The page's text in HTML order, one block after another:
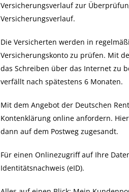
Versicherungsverlauf zur
Versicherungsverlauf.
Die Versicherten werden in
Versicherungskonto zu prüfen. Mit
das Schreiben über das Internet zu
verfällt nach spätestens 6 Monaten.
Mit dem Angebot der Deutschen
Kontenklärung online anfordern.
dann auf dem Postweg zugesandt.
Für einen Onlinezugriff auf Ihre
Identitätsnachweis (eID).